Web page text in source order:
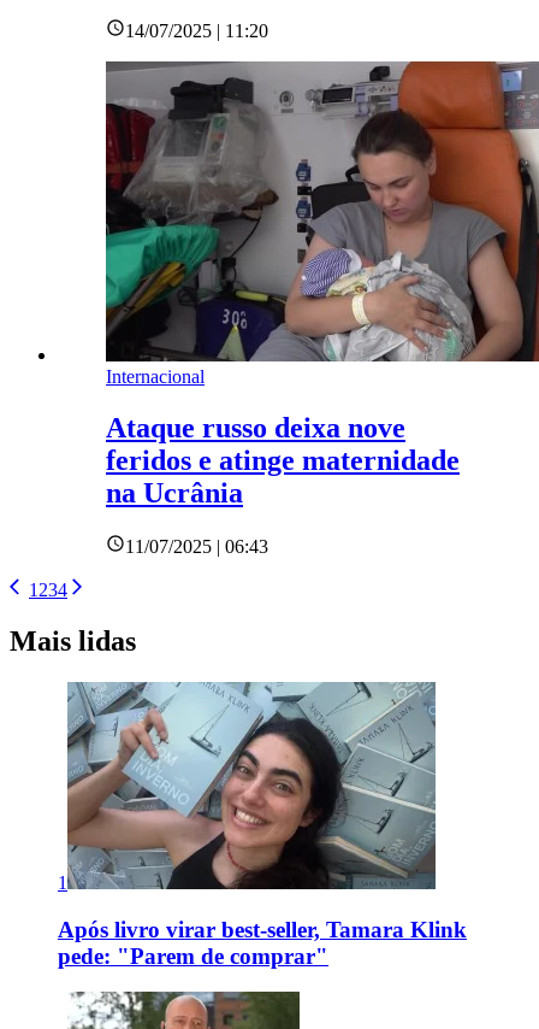
14/07/2025 | 11:20
Internacional
Ataque russo deixa nove
feridos e atinge maternidade
na Ucrânia
11/07/2025 | 06:43
1 234
Mais lidas
1
Após livro virar best-seller, Tamara Klink
pede: "Parem de comprar"